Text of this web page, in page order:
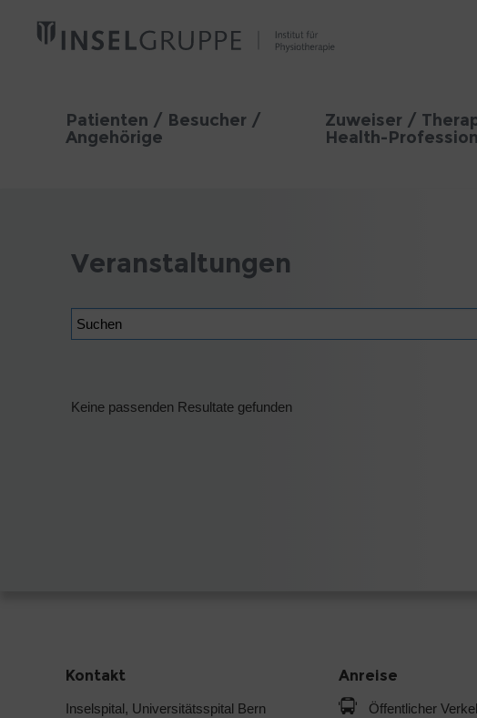
Patienten / Besucher /
Angehörige
Zuweiser /
Health-
Veranstaltungen
Suchen
Keine passenden Resultate gefunden
Kontakt
Inselspital, Universitätsspital Bern
Anreise
Öffentlicher